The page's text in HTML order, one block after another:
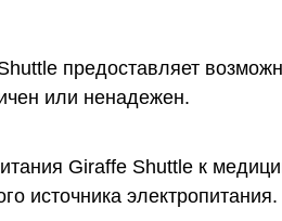
предоставляет
или ненадежен.
Giraffe Shuttle к
источника электропитания.